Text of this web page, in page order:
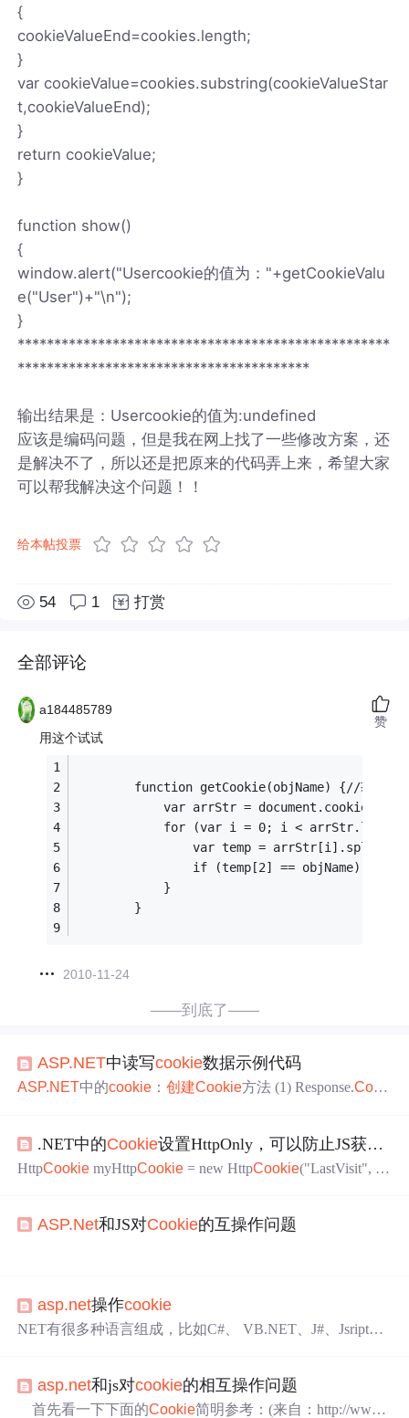
{
cookieValueEnd=cookies.length;
}
var cookieValue=cookies.substring(cookieValueStar
t,cookieValueEnd);
}
return cookieValue;
}
function show()
{
window.alert("Usercookie的值为："+getCookieValu
e("User")+"\n");
}
***************************************************
****************************************
输出结果是：Usercookie的值为:undefined
应该是编码问题，但是我在网上找了一些修改方案，还
是解决不了，所以还是把原来的代码弄上来，希望大家
可以帮我解决这个问题！！
给本帖投票
54 1 打赏
全部评论
a184485789
用这个试试
function getCookie(objName) {//获取指
var arrStr =
for (var i = 0; i <
var temp =
if (temp[2] == objName)
            }
        }
2010-11-24
赞
——到底了——
ASP.NET中读写cookie数据示例代码
ASP.NET中的cookie ：创建Cookie方法 (1) Response.Cook
时间,Cookie信息不会写到用户硬盘,浏览器关闭将会丢
弃。ASP.NET
.NET中的Cookie设置HttpOnly，可以防止JS获取
HttpCookie myHttpCookie = new HttpCookie("LastVisit", D
码，编码之后再解码就不会出现乱码，当然在实际中使用
ASP.Net和JS对Cookie的互操作问题
要，客户端和服务器端都得操作
Cookie都是带有子键的，以前做客户端读取，设置和删除
Cookie 之前，对copy下来的代码进行了少许的修改，便用
到了自己的网站上面去，最后很是郁闷，一连好几天都是
asp.net操作cookie
NET有很多种语言组成，比如C#、 VB.NET、J#、Jsript、
n以及Cache这些对象，为了有效地在web应用中有效地使
用它们，理解他们之间的不同对我们来说非常重要。C#是
asp.net和js对cookie的相互操作问题
首先看一下下面的Cookie简明参考：(来自：http://www.